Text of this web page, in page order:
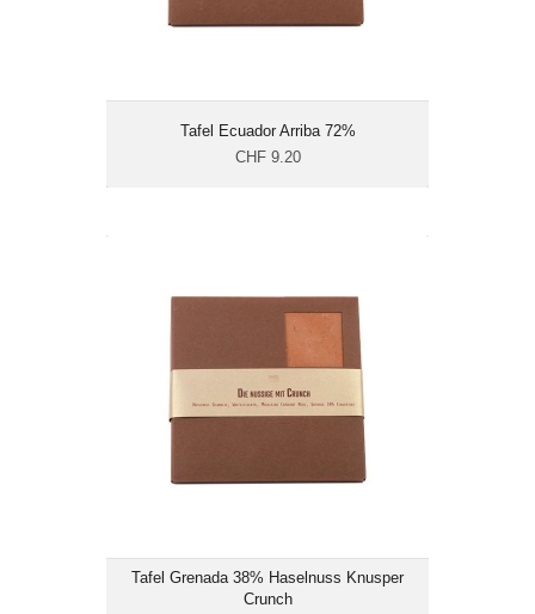
Tafel Ecuador Arriba 72%
CHF 9.20
Tafel Grenada 38% Haselnuss Knusper
Crunch
CHF 9.60
Gewicht: 90
Energie: 559.8 kcal/100g